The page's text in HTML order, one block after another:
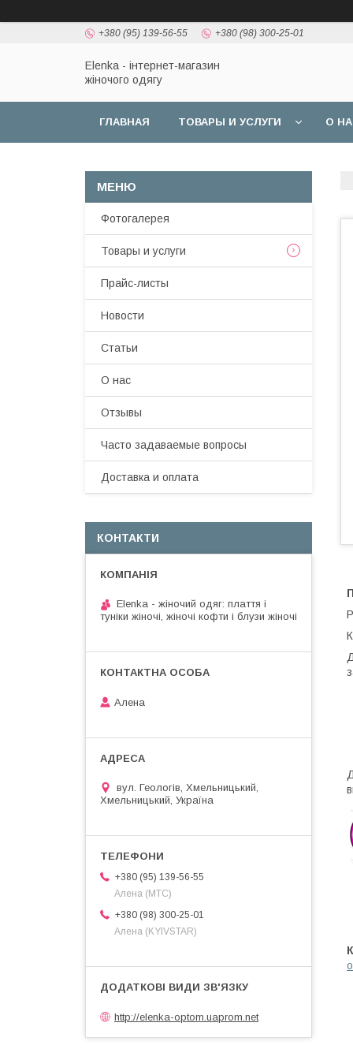
+380 (95) 139-56-55 +380 (98) 300-25-01
Elenka - інтернет-магазин
жіночого одягу
ГЛАВНАЯ ТОВАРЫ И УСЛУГИ О
Фотогалерея
Товары и услуги
Прайс-листы
Новости
Статьи
О нас
Отзывы
Часто задаваемые вопросы
Доставка и оплата
КОНТАКТИ
Elenka - жіночий одяг: плаття і
туніки жіночі, жіночі кофти і блузи жіночі
Алена
вул. Геологів, Хмельницький,
Хмельницький, Україна
+380 (95) 139-56-55
Алена (МТС)
+380 (98) 300-25-01
Алена (KYIVSTAR)
http://elenka-optom.uaprom.net